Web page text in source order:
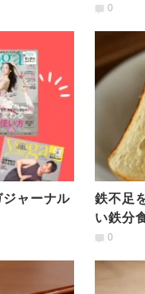
解説】
0
ジャーナル
鉄不足
い鉄分
0